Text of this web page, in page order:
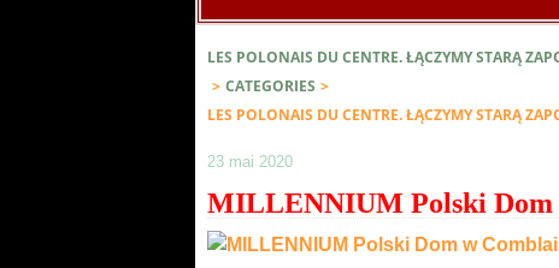
LES POLONAIS DU CENTRE. ŁĄCZYMY STARĄ
> CATEGORIES >
LES POLONAIS DU CENTRE. ŁĄCZYMY STARĄ
23 mai 2020
MILLENNIUM Polski Dom